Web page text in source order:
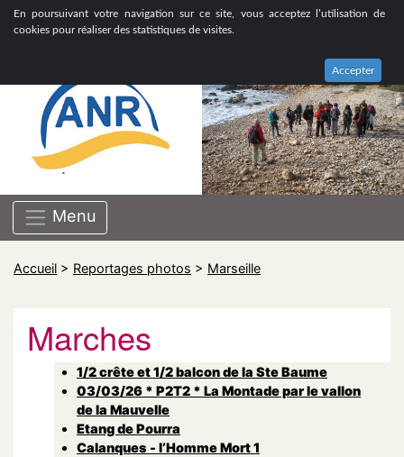
En poursuivant votre navigation sur ce site, vous acceptez l’utilisation de
cookies pour réaliser des statistiques de visites.
Accepter
ASSOCIATION NATIONALE DE RETRAITÉS GROUPE
BOUCHES-DU-RHÔNE
Menu
Accueil > Reportages photos > Marseille
Marches
1/2 crête et 1/2 balcon de la Ste Baume
03/03/26 * P2T2 * La Montade par le vallon
de la Mauvelle
Etang de Pourra
Calanques - l’Homme Mort 1